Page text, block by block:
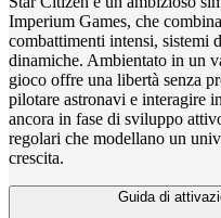
Imperium Games, che
combattimenti intensi, sistemi
dinamiche. Ambientato in un
gioco offre una libertà senza
pilotare astronavi e interagire
ancora in fase di sviluppo
regolari che modellano un
crescita.
Guida di